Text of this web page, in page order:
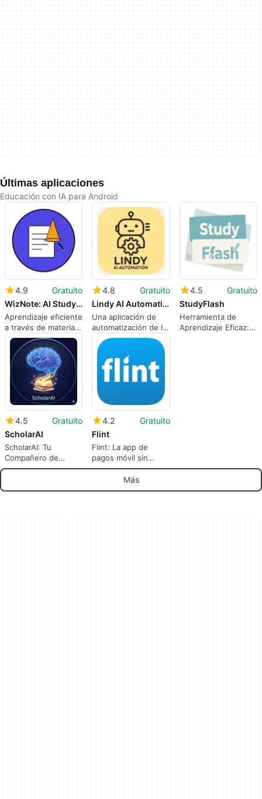
Últimas aplicaciones
Educación con IA para Android
4.9
Gratuito
WizNote: AI Study Guide
Aprendizaje eficiente
a través de material
de estudio
automatizado
4.8
Gratuito
Lindy AI Automation Guidance
Una aplicación de
automatización de IA
gratuita
4.5
Gratuito
StudyFlash
Herramienta de
Aprendizaje Eficaz:
4.5
Gratuito
ScholarAI
ScholarAI: Tu
Compañero de
Estudio Inteligente
4.2
Gratuito
Flint
Flint: La app de
pagos móvil sin
dongle
Más